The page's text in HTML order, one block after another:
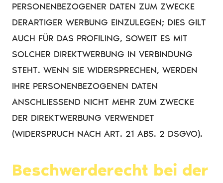
PERSONENBEZOGENER DATEN ZUM ZWECKE
DERARTIGER WERBUNG EINZULEGEN; DIES GILT
AUCH FÜR DAS PROFILING, SOWEIT ES MIT
SOLCHER DIREKTWERBUNG IN VERBINDUNG
STEHT. WENN SIE WIDERSPRECHEN, WERDEN
IHRE PERSONENBEZOGENEN DATEN
ANSCHLIESSEND NICHT MEHR ZUM ZWECKE
DER DIREKTWERBUNG VERWENDET
(WIDERSPRUCH NACH ART. 21 ABS. 2 DSGVO).
Beschwerderecht bei der